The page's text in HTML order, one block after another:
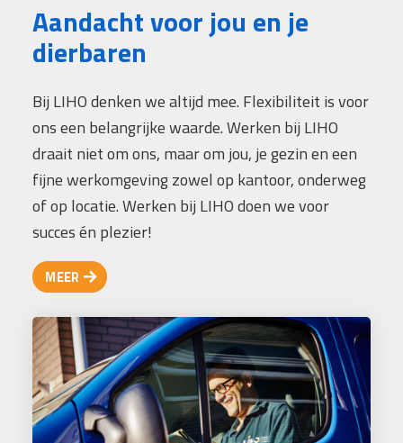
Aandacht voor jou en je
dierbaren
Bij LIHO denken we altijd mee. Flexibiliteit is voor
ons een belangrijke waarde. Werken bij LIHO
draait niet om ons, maar om jou, je gezin en een
fijne werkomgeving zowel op kantoor, onderweg
of op locatie. Werken bij LIHO doen we voor
succes én plezier!
MEER